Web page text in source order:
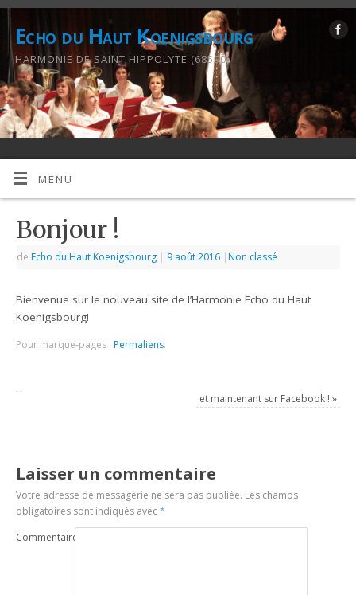
Echo du Haut Koenigsbourg
HARMONIE DE SAINT HIPPOLYTE (68590)
MENU
Bonjour !
de Echo du Haut Koenigsbourg | 9 août 2016 | Non classé
Bienvenue sur le nouveau site de l’Harmonie Echo du Haut
Koenigsbourg!
Pour marque-pages : Permaliens.
et maintenant sur Facebook ! »
Laisser un commentaire
Votre adresse de messagerie ne sera pas publiée. Les champs
obligatoires sont indiqués avec*
Commentaire